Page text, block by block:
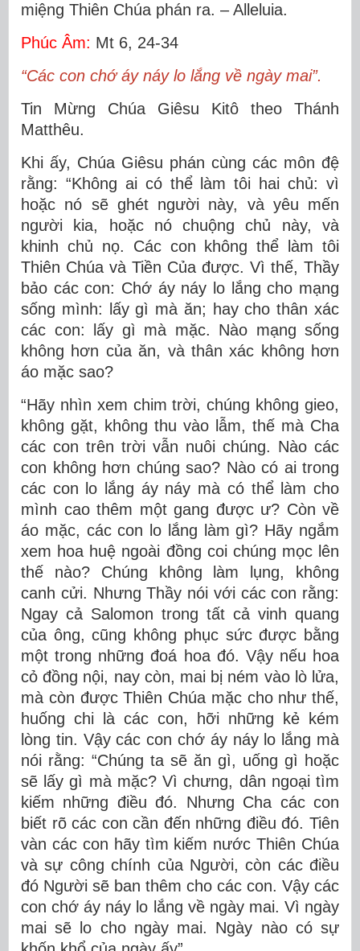
miệng Thiên Chúa phán ra. – Alleluia.
Phúc Âm: Mt 6, 24-34
“Các con chớ áy náy lo lắng về ngày mai”.
Tin Mừng Chúa Giêsu Kitô theo Thánh
Matthêu.
Khi ấy, Chúa Giêsu phán cùng các môn đệ
rằng: “Không ai có thể làm tôi hai chủ: vì
hoặc nó sẽ ghét người này, và yêu mến
người kia, hoặc nó chuộng chủ này, và
khinh chủ nọ. Các con không thể làm tôi
Thiên Chúa và Tiền Của được. Vì thế, Thầy
bảo các con: Chớ áy náy lo lắng cho mạng
sống mình: lấy gì mà ăn; hay cho thân xác
các con: lấy gì mà mặc. Nào mạng sống
không hơn của ăn, và thân xác không hơn
áo mặc sao?
“Hãy nhìn xem chim trời, chúng không gieo,
không gặt, không thu vào lẫm, thế mà Cha
các con trên trời vẫn nuôi chúng. Nào các
con không hơn chúng sao? Nào có ai trong
các con lo lắng áy náy mà có thể làm cho
mình cao thêm một gang được ư? Còn về
áo mặc, các con lo lắng làm gì? Hãy ngắm
xem hoa huệ ngoài đồng coi chúng mọc lên
thế nào? Chúng không làm lụng, không
canh cửi. Nhưng Thầy nói với các con rằng:
Ngay cả Salomon trong tất cả vinh quang
của ông, cũng không phục sức được bằng
một trong những đoá hoa đó. Vậy nếu hoa
cỏ đồng nội, nay còn, mai bị ném vào lò lửa,
mà còn được Thiên Chúa mặc cho như thế,
huống chi là các con, hỡi những kẻ kém
lòng tin. Vậy các con chớ áy náy lo lắng mà
nói rằng: “Chúng ta sẽ ăn gì, uống gì hoặc
sẽ lấy gì mà mặc? Vì chưng, dân ngoại tìm
kiếm những điều đó. Nhưng Cha các con
biết rõ các con cần đến những điều đó. Tiên
vàn các con hãy tìm kiếm nước Thiên Chúa
và sự công chính của Người, còn các điều
đó Người sẽ ban thêm cho các con. Vậy các
con chớ áy náy lo lắng về ngày mai. Vì ngày
mai sẽ lo cho ngày mai. Ngày nào có sự